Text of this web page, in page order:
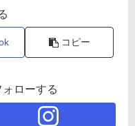
コピー
ローする